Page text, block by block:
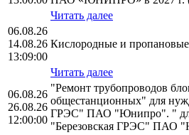
Читать далее
06.08.26
14.08.26
13:09:00
Кислородные и
Читать далее
06.08.26
26.08.26
12:00:00
"Ремонт трубопроводов
общестанционных" для
ГРЭС" ПАО "Юнипро". "
"Березовская ГРЭС" ПАО